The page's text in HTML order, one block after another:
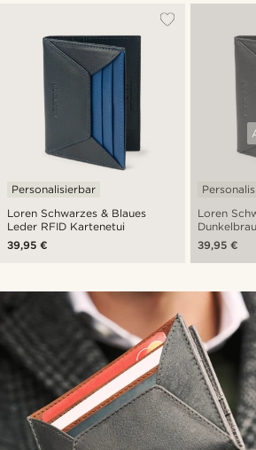
Loren Schwarzes & Blaues
Leder RFID Kartenetui
Personalisierbar
39,95 €
Loren
Kartenetui
39,95 €